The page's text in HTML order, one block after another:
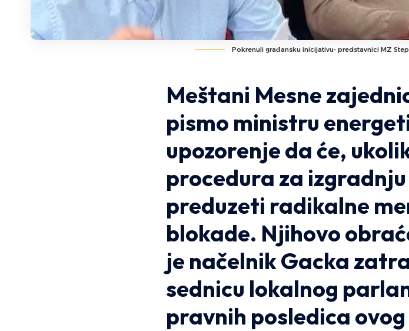
Pokrenuli građansku inicijativu- predstavnici MZ
Meštani Mesne
pismo ministru
upozorenje da će,
procedura za
preduzeti radikalne
blokade. Njihovo
je načelnik Gacka
sednicu lokalnog
pravnih posledica